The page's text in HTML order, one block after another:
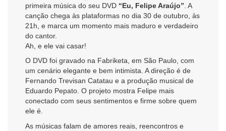
primeira música do seu DVD “Eu, Felipe Araújo” . A
canção chega às plataformas no dia 30 de outubro, às
21h, e marca um momento mais maduro e verdadeiro
do cantor.
Ah, e ele vai casar!
O DVD foi gravado na Fabriketa, em São Paulo, com
um cenário elegante e bem intimista. A direção é de
Fernando Trevisan Catatau e a produção musical de
Eduardo Pepato. O projeto mostra Felipe mais
conectado com seus sentimentos e firme sobre quem
ele é.
As músicas falam de amores reais, reencontros e